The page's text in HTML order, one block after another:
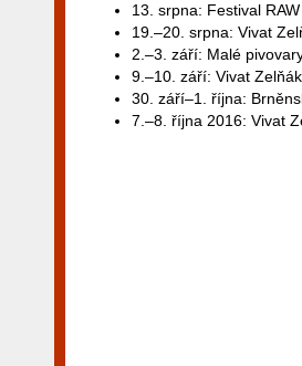
13. srpna: Festival
19.–20. srpna: Vivat
2.–3. září: Malé
9.–10. září: Vivat
30. září–1. října:
7.–8. října 2016: Vivat